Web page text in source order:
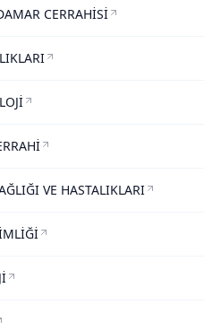
CERRAHİSİ
VE HASTALIKLARI